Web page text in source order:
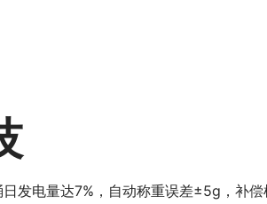
发电量达7%，自动称重误差±5g，补